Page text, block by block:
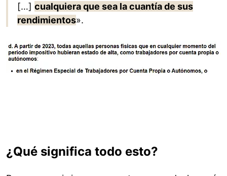
[…] cualquiera que sea la cuantía de sus
rendimientos».
¿Qué significa todo esto?